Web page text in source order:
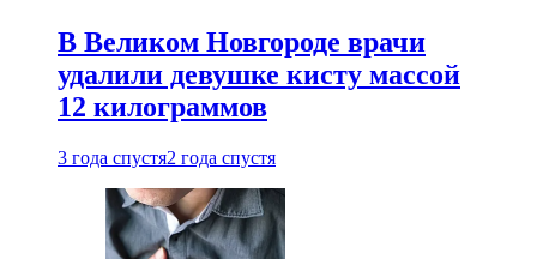
В Великом Новгороде врачи
удалили девушке кисту массой
12 килограммов
3 года спустя2 года спустя